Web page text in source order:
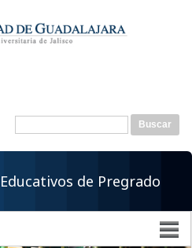
Formulario de
Buscar
de Pregrado